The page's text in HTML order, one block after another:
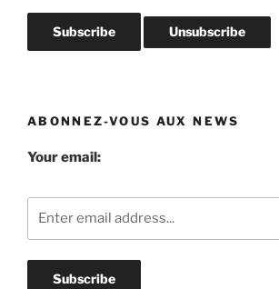
ABONNEZ-VOUS AUX NEWS
Your email: